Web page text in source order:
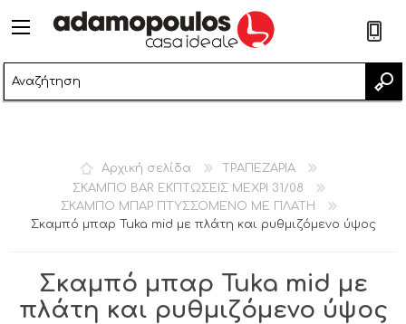
Αρχική σελίδα
ΤΡΑΠΕΖΑΡΙΑ
ΣΚΑΜΠΟ BAR ΕΚΠΤΩΣΕΙΣ ΜΕΧΡΙ 31/08
ΣΚΑΜΠΟ ΜΠΑΡ ΠΤΥΣΣΟΜΕΝΟ ΜΕ ΠΛΑΤΗ
Σκαμπό μπαρ Tuka mid με πλάτη και ρυθμιζόμενο ύψος
Σκαμπό μπαρ Tuka mid με
πλάτη και ρυθμιζόμενο ύψος